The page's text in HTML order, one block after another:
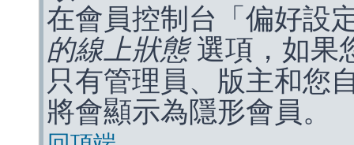
在會員控制台「偏好設
的線上狀態選項，如果
只有管理員、版主和您
將會顯示為隱形會員。